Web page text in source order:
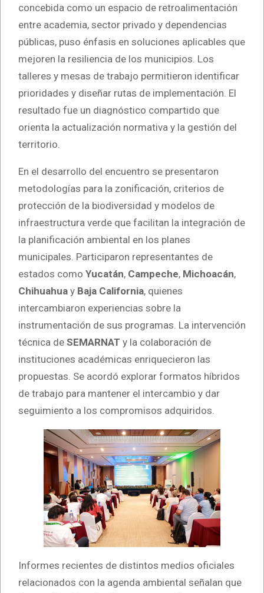
concebida como un espacio de retroalimentación
entre academia, sector privado y dependencias
públicas, puso énfasis en soluciones aplicables que
mejoren la resiliencia de los municipios. Los
talleres y mesas de trabajo permitieron identificar
prioridades y diseñar rutas de implementación. El
resultado fue un diagnóstico compartido que
orienta la actualización normativa y la gestión del
territorio.
En el desarrollo del encuentro se presentaron
metodologías para la zonificación, criterios de
protección de la biodiversidad y modelos de
infraestructura verde que facilitan la integración de
la planificación ambiental en los planes
municipales. Participaron representantes de
estados como Yucatán, Campeche, Michoacán,
Chihuahua y Baja California, quienes
intercambiaron experiencias sobre la
instrumentación de sus programas. La intervención
técnica de SEMARNAT y la colaboración de
instituciones académicas enriquecieron las
propuestas. Se acordó explorar formatos híbridos
de trabajo para mantener el intercambio y dar
seguimiento a los compromisos adquiridos.
Informes recientes de distintos medios oficiales
relacionados con la agenda ambiental señalan que